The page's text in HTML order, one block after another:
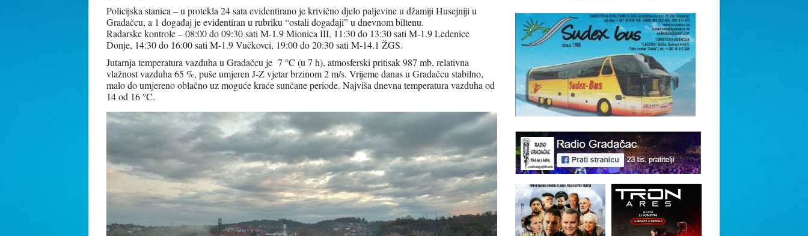
Policijska stanica – u protekla 24 sata evidentirano je krivično djelo paljevine u džamiji Husejniji u
Gradačcu, a 1 događaj je evidentiran u rubriku “ostali događaji” u dnevnom biltenu.
Radarske kontrole – 08:00 do 09:30 sati M-1.9 Mionica III, 11:30 do 13:30 sati M-1.9 Ledenice
Donje, 14:30 do 16:00 sati M-1.9 Vučkovci, 19:00 do 20:30 sati M-14.1 ŽGS.
Jutarnja temperatura vazduha u Gradačcu je 7 °C (u 7 h), atmosferski pritisak 987 mb, relativna
vlažnost vazduha 65 %, puše umjeren J-Z vjetar brzinom 2 m/s. Vrijeme danas u Gradačcu stabilno,
malo do umjereno oblačno uz moguće kraće sunčane periode. Najviša dnevna temperatura vazduha od
14 od 16 °C.